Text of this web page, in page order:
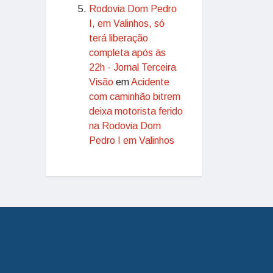
Rodovia Dom Pedro
I, em Valinhos, só
terá liberação
completa após às
22h - Jornal Terceira
Visão emAcidente
com caminhão bitrem
deixa motorista ferido
na Rodovia Dom
Pedro I em Valinhos